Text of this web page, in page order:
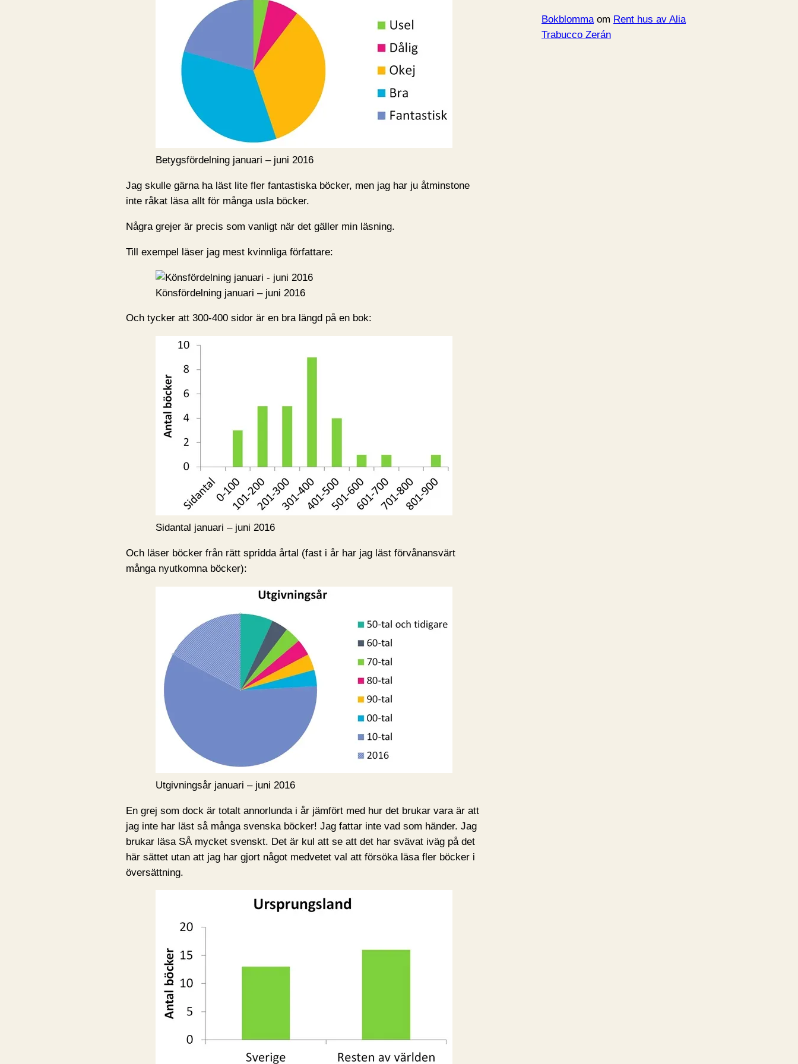
Betygsfördelning januari – juni 2016
Jag skulle gärna ha läst lite fler fantastiska böcker, men jag har ju åtminstone
inte råkat läsa allt för många usla böcker.
Några grejer är precis som vanligt när det gäller min läsning.
Till exempel läser jag mest kvinnliga författare:
Könsfördelning januari – juni 2016
Och tycker att 300-400 sidor är en bra längd på en bok:
Sidantal januari – juni 2016
Och läser böcker från rätt spridda årtal (fast i år har jag läst förvånansvärt
många nyutkomna böcker):
Utgivningsår januari – juni 2016
En grej som dock är totalt annorlunda i år jämfört med hur det brukar vara är att
jag inte har läst så många svenska böcker! Jag fattar inte vad som händer. Jag
brukar läsa SÅ mycket svenskt. Det är kul att se att det har svävat iväg på det
här sättet utan att jag har gjort något medvetet val att försöka läsa fler böcker i
översättning.
Bokblommaom Rent hus av Alia
Trabucco Zerán